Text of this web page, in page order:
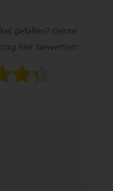
gefallen? Gerne
hier bewerten: